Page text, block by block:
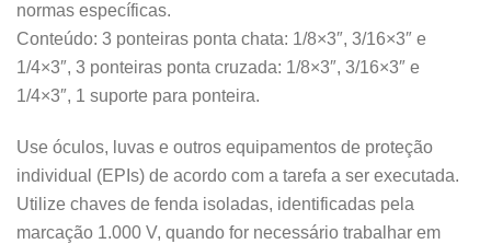
normas específicas.
Conteúdo: 3 ponteiras ponta chata: 1/8×3″, 3/16×3″ e
1/4×3″, 3 ponteiras ponta cruzada: 1/8×3″, 3/16×3″ e
1/4×3″, 1 suporte para ponteira.
Use óculos, luvas e outros equipamentos de proteção
individual (EPIs) de acordo com a tarefa a ser executada.
Utilize chaves de fenda isoladas, identificadas pela
marcação 1.000 V, quando for necessário trabalhar em